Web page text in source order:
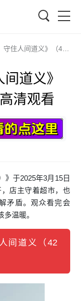
道义》（42集）短剧在线高清观看
道义》
清观看
》于2025年3月15日
店主守着超市，也
矛盾。观众看完会
温暖。
间道义（42